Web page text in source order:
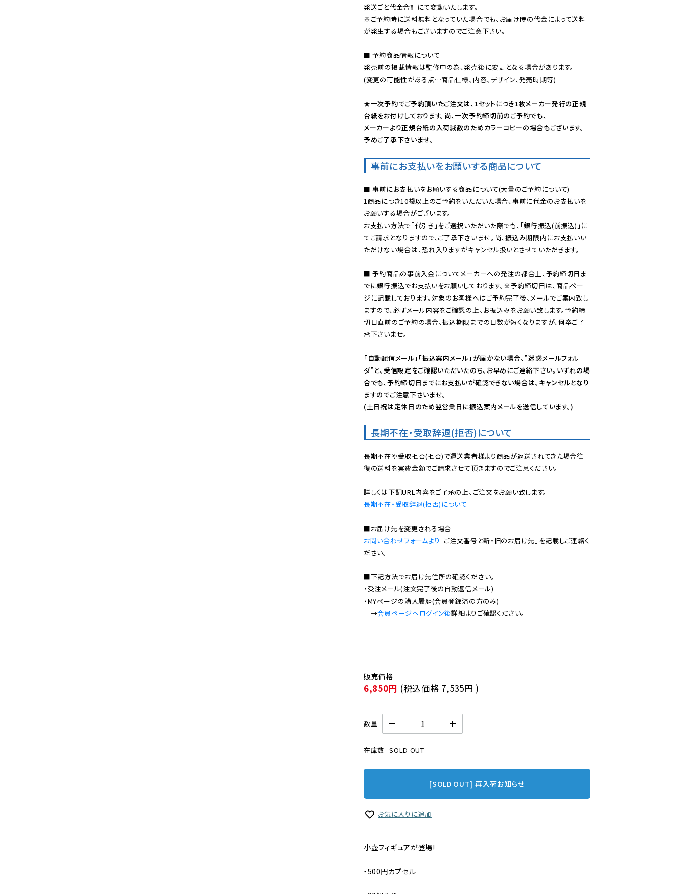
※ご予約時に送料無料となっていた場合でも、お届け時の代金によって送料
が発生する場合もございますのでご注意下さい。
■ 予約商品情報について
発売前の掲載情報は監修中の為、発売後に変更となる場合があります。
(変更の可能性がある点…商品仕様、内容、デザイン、発売時期等)
★一次予約でご予約頂いたご注文は、1セットにつき1枚メーカー発行の正規
台紙をお付けしております。尚、一次予約締切前のご予約でも、
メーカーより正規台紙の入荷減数のためカラーコピーの場合もございます。
予めご了承下さいませ。
事前にお支払いをお願いする商品について
■ 事前にお支払いをお願いする商品について(大量のご予約について)
1商品につき10袋以上のご予約をいただいた場合、事前に代金のお支払いを
お願いする場合がございます。
お支払い方法で「代引き」をご選択いただいた際でも、「銀行振込(前振込)」に
てご請求となりますので、ご了承下さいませ。尚、振込み期限内にお支払いい
ただけない場合は、恐れ入りますがキャンセル扱いとさせていただきます。
■ 予約商品の事前入金についてメーカーへの発注の都合上、予約締切日ま
でに銀行振込でお支払いをお願いしております。※予約締切日は、商品ペー
ジに記載しております。対象のお客様へはご予約完了後、メールでご案内致し
ますので、必ずメール内容をご確認の上、お振込みをお願い致します。予約締
切日直前のご予約の場合、振込期限までの日数が短くなりますが、何卒ご了
承下さいませ。
「自動配信メール」「振込案内メール」が届かない場合、”迷惑メールフォル
ダ”と、受信設定をご確認いただいたのち、お早めにご連絡下さい。いずれの場
合でも、予約締切日までにお支払いが確認できない場合は、キャンセルとなり
ますのでご注意下さいませ。
(土日祝は定休日のため翌営業日に振込案内メールを送信しています。)
長期不在・受取辞退(拒否)について
長期不在や受取拒否(拒否)で運送業者様より商品が返送されてきた場合往
復の送料を実費金額でご請求させて頂きますのでご注意ください。
長期不在・受取辞退(拒否)について
お問い合わせフォームより 「ご注文番号と新・旧のお届け先」を記載しご連絡く
ださい。
■下記方法でお届け先住所の確認ください。
・受注メール(注文完了後の自動返信メール)
・MYページの購入履歴(会員登録済の方のみ)
→会員ページへログイン後
6,850円 (税込価格 7,535円 )
数量
在庫数 SOLD OUT
[SOLD OUT] 再入荷お知らせ
お気に入りに追加
小壺フィギュアが登場!
・500円カプセル